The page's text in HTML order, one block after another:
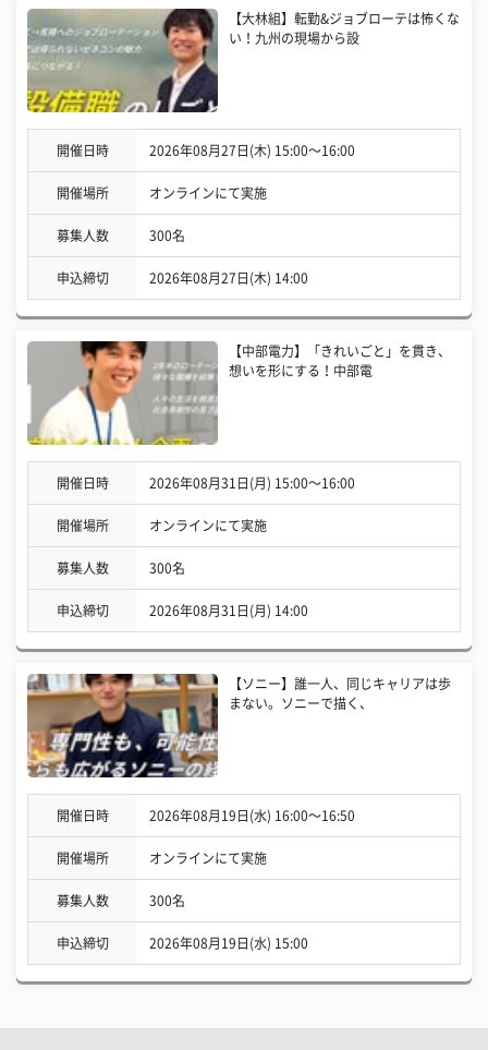
【大林組】転勤&ジョブローテは怖くな
い！九州の現場から設
開催日時 2026年08月27日(木) 15:00〜16:00
開催場所 オンラインにて実施
募集人数 300名
申込締切 2026年08月27日(木) 14:00
【中部電力】「きれいごと」を貫き、
想いを形にする！中部電
開催日時 2026年08月31日(月) 15:00〜16:00
開催場所 オンラインにて実施
募集人数 300名
申込締切 2026年08月31日(月) 14:00
【ソニー】誰一人、同じキャリアは歩
まない。ソニーで描く、
開催日時 2026年08月19日(水) 16:00〜16:50
開催場所 オンラインにて実施
募集人数 300名
申込締切 2026年08月19日(水) 15:00